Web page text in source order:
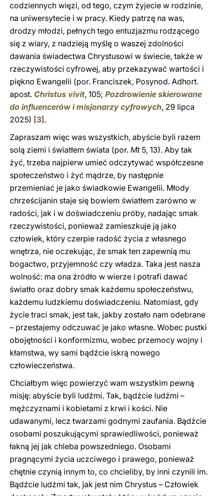
codziennych więzi, od tego, czym żyjecie w rodzinie,
na uniwersytecie i w pracy. Kiedy patrzę na was,
drodzy młodzi, pełnych tego entuzjazmu rodzącego
się z wiary, z nadzieją myślę o waszej zdolności
dawania świadectwa Chrystusowi w świecie, także w
rzeczywistości cyfrowej, aby przekazywać wartości i
piękno Ewangelii (por. Franciszek, Posynod. Adhort.
apost. Christus vivit, 105; Pozdrowienie skierowane
do influencerów i misjonarzy cyfrowych, 29 lipca
2025) [3] .
Zapraszam więc was wszystkich, abyście byli razem
solą ziemi i światłem świata (por. Mt5, 13). Aby tak
żyć, trzeba najpierw umieć odczytywać współczesne
społeczeństwo i żyć mądrze, by następnie
przemieniać je jako świadkowie Ewangelii. Młody
chrześcijanin staje się bowiem światłem zarówno w
radości, jak i w doświadczeniu próby, nadając smak
rzeczywistości, ponieważ zamieszkuje ją jako
człowiek, który czerpie radość życia z własnego
wnętrza, nie oczekując, że smak ten zapewnią mu
bogactwo, przyjemność czy władza. Taka jest nasza
wolność: ma ona źródło w wierze i potrafi dawać
światło oraz dobry smak każdemu społeczeństwu,
każdemu ludzkiemu doświadczeniu. Natomiast, gdy
życie traci smak, jest tak, jakby zostało nam odebrane
– przestajemy odczuwać je jako własne. Wobec pustki
obojętności i konformizmu, wobec przemocy wojny i
kłamstwa, wy sami bądźcie iskrą nowego
człowieczeństwa.
Chciałbym więc powierzyć wam wszystkim pewną
misję: abyście byli ludźmi. Tak, bądźcie ludźmi –
mężczyznami i kobietami z krwi i kości. Nie
udawanymi, lecz twarzami godnymi zaufania. Bądźcie
osobami poszukującymi sprawiedliwości, ponieważ
łakną jej jak chleba powszedniego. Osobami
pragnącymi życia uczciwego i prawego, ponieważ
chętnie czynią innym to, co chcieliby, by inni czynili im.
Bądźcie ludźmi tak, jak jest nim Chrystus – Człowiek